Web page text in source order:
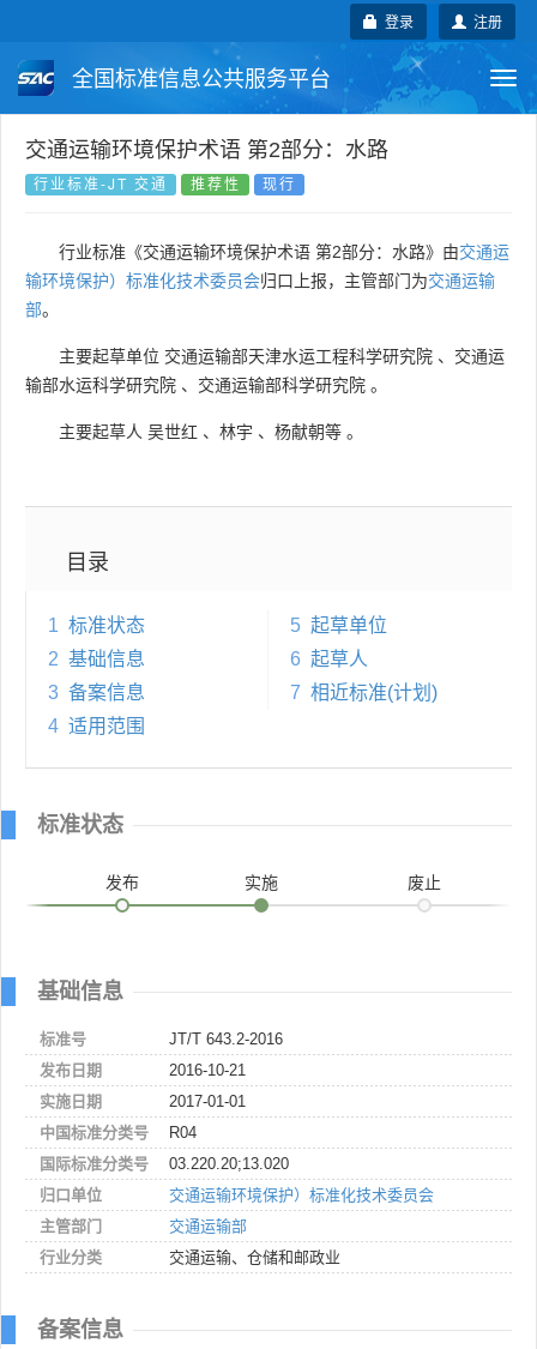
注册
登录
全国标准信息公共服务平台
国家标准 行业标准
国外标准 技术委员会
交通运输环境保护术语 第2部分：水路
行业标准-JT 交通 推荐性 现行
行业标准《交通运输环境保护术语 第2部分：水路》由交通运
输环境保护）标准化技术委员会归口上报，主管部门为交通运输
部。
主要起草单位 交通运输部天津水运工程科学研究院 、 交通运
输部水运科学研究院 、 交通运输部科学研究院 。
主要起草人 吴世红 、 林宇 、 杨献朝等 。
目录
1 标准状态
2 基础信息
3 备案信息
4 适用范围
5 起草单位
6 起草人
7 相近标准(计划)
标准状态
发布 实施 废止
基础信息
标准号
JT/T 643.2-2016
发布日期
2016-10-21
实施日期
2017-01-01
中国标准分类号
R04
国际标准分类号
03.220.20;13.020
归口单位
交通运输环境保护）标准化技术委员会
主管部门
交通运输部
行业分类
交通运输、仓储和邮政业
备案信息